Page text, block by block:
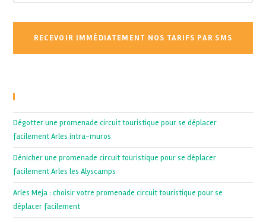
Dégotter une promenade circuit touristique pour se déplacer
facilement Arles intra-muros
Dénicher une promenade circuit touristique pour se déplacer
facilement Arles les Alyscamps
Arles Meja : choisir votre promenade circuit touristique pour se
déplacer facilement